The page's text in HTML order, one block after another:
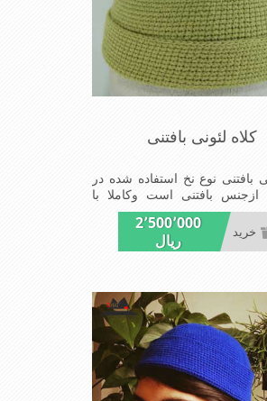
کلاه لئونی بافتنی
بافتنی نوع نخ استفاده شده در
ازجنس بافتنی است وکاملا با
بافته شده مدل کلاهی که
می پسندند شیک و مناسب
خوش پوش جنس عالی ,دوخت
2٬500٬000
ریال
خرید